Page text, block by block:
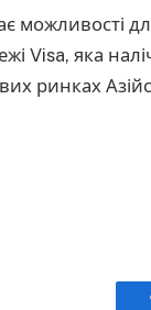
можливості
Visa, яка
ринках